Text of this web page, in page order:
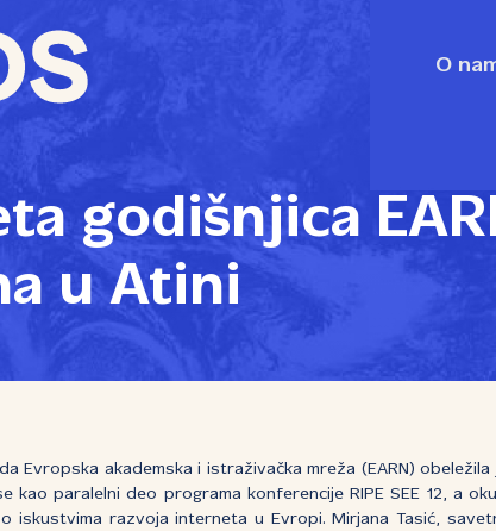
O
godišnjica
u Atini
Evropska akademska i istraživačka mreža (EARN)
kao paralelni deo programa konferencije RIPE SEE 12, a
iskustvima razvoja interneta u Evropi. Mirjana Tasić,